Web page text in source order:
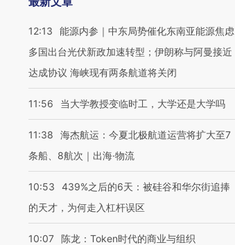
12:13
能源内参｜中东局势催化东南亚能源焦虑
多国出台光伏新政加速转型；伊朗称与阿曼接近
达成协议 海峡现有两条航道将关闭
11:56 当大学教授变临时工，大学还是大学吗
11:38
海杰航运：今夏北极航道运营将扩大至7
条船、8航次｜出海·物流
10:53
439%之后的6天：被硅谷和华尔街追捧
的天才，为何走入杠杆误区
10:07 陈龙：Token时代的商业与组织